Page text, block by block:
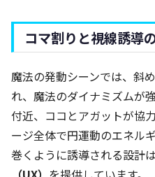
コマ割りと視線誘導
魔法の発動シーンでは、斜
れ、魔法のダイナミズムが
付近、ココとアガットが協
ージ全体で円運動のエネル
巻くように誘導される設計